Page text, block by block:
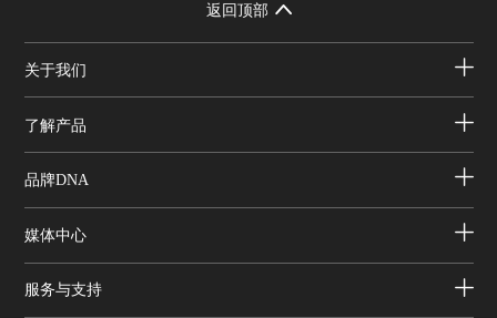
返回顶部
关于我们
了解产品
品牌DNA
媒体中心
服务与支持